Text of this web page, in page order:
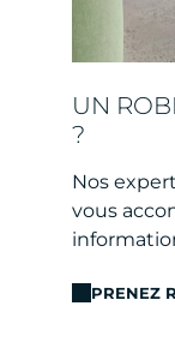
UN
?
Nos
vous
PRENEZ